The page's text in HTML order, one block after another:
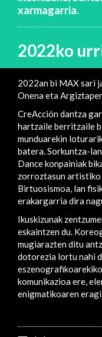
xarmagarria.
2022ko
2022an bi MAX sari
Onena eta
CreAcción dantza
hartzaile berritzaile
munduarekin
batera. Sorkuntza-
Dance konpainiak
zorroztasun artistiko
Birtuosismoa, lan
erakargarria dira
Ikuskizunak
eskaintzen du.
mugiarazten ditu
dotorezia lortu nahi
komunikazioa ere,
enigmatikoaren